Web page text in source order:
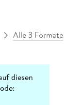
Alle 3 Formate
diesen